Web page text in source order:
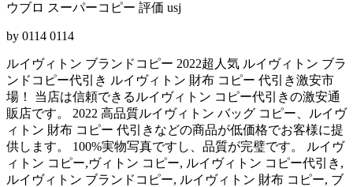
ウブロ スーパーコピー 評価 usj
by 0114 0114
ルイヴィトン ブランドコピー 2022超人気 ルイヴィトン ブラ
ンドコピー代引き ルイヴィトン 財布 コピー 代引き激安市
場！ 当店は信頼できるルイヴィトン コピー代引きの激安通
販店です。 2022 高品質ルイヴィトン バッグ コピー、ルイヴ
ィトン 財布 コピー 代引きなどの商品が低価格でお客様に提
供します。 100%実物写真ですし、品質が完璧です。 ルイヴ
ィトン コピー,ヴィトン コピー, ルイヴィトン コピー代引き,
ルイヴィトン ブランドコピー, ルイヴィトン 財布 コピー, ブ